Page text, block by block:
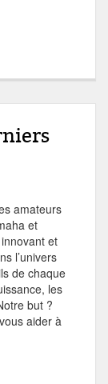
amateurs
et
et
l’univers
de chaque
les
but ?
aider à